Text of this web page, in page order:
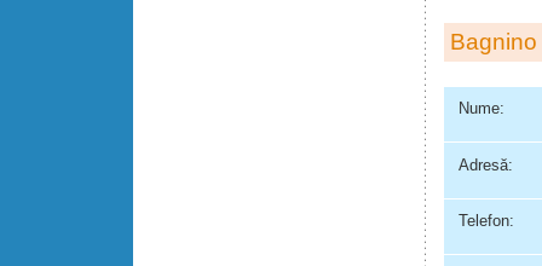
Nume:
Adresă:
Telefon: